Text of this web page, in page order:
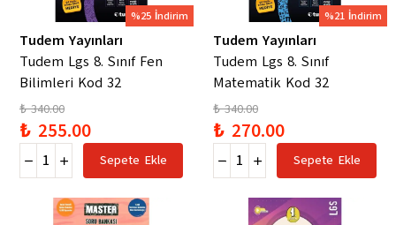
%25 İndirim
Tudem Yayınları
Tudem Lgs 8. Sınıf Fen
Bilimleri Kod 32
₺ 340.00
₺ 255.00
Sepete Ekle
%21 İndirim
Tudem Yayınları
Tudem Lgs 8. Sınıf
Matematik Kod 32
₺ 340.00
₺ 270.00
Sepete Ekle